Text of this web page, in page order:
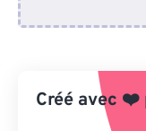
Créé avec ❤️